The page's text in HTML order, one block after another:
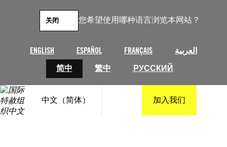
您希望使用哪种语言浏览本网站？
ENGLISH ESPAÑOL FRANÇAIS
العربية
简中
繁中 РУССКИЙ
关闭
中文（简体） 加入我们